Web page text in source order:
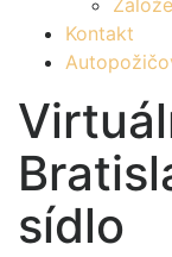
Kontakt
sídlo